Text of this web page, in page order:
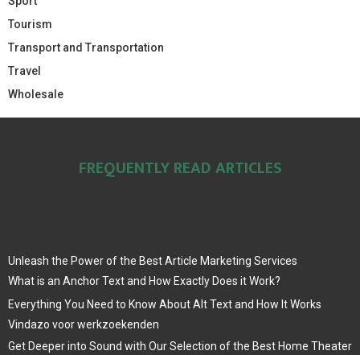
Tourism
Transport and Transportation
Travel
Wholesale
FREQUENTLY READ ARTICLES
Unleash the Power of the Best Article Marketing Services
What is an Anchor Text and How Exactly Does it Work?
Everything You Need to Know About Alt Text and How It Works
Vindazo voor werkzoekenden
Get Deeper into Sound with Our Selection of the Best Home Theater